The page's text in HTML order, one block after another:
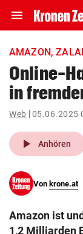
menu Navigation
ein-/
account_circle Anmelden
pin_drop
Wien
search
eingeben
AMAZON,
Online-
in
Web 05.06.2025
play_arrow Anhören
Von krone.at
Amazon ist
1,2 Milliarden